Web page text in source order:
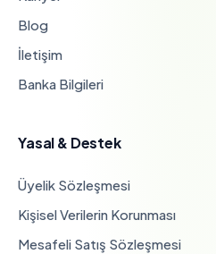
Blog
İletişim
Banka Bilgileri
Yasal & Destek
Üyelik Sözleşmesi
Kişisel Verilerin Korunması
Mesafeli Satış Sözleşmesi